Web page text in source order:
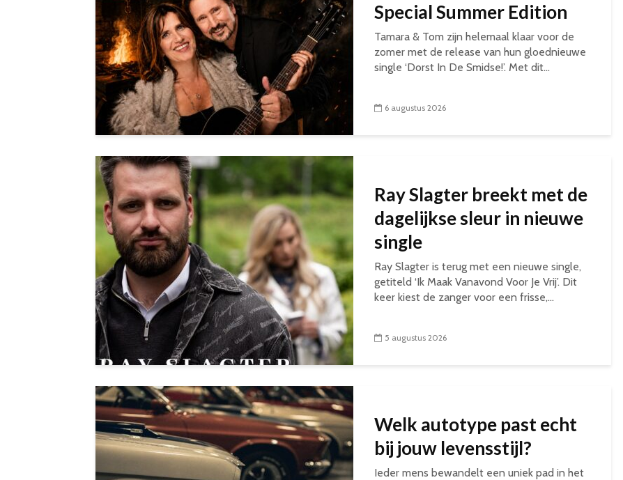
Special Summer Edition
Tamara & Tom zijn helemaal klaar voor de
zomer met de release van hun gloednieuwe
single ‘Dorst In De Smidse!’. Met dit...
6 augustus 2026
Ray Slagter breekt met de
dagelijkse sleur in nieuwe
single
Ray Slagter is terug met een nieuwe single,
getiteld ‘Ik Maak Vanavond Voor Je Vrij’. Dit
keer kiest de zanger voor een frisse,...
5 augustus 2026
Welk autotype past echt
bij jouw levensstijl?
Ieder mens bewandelt een uniek pad in het